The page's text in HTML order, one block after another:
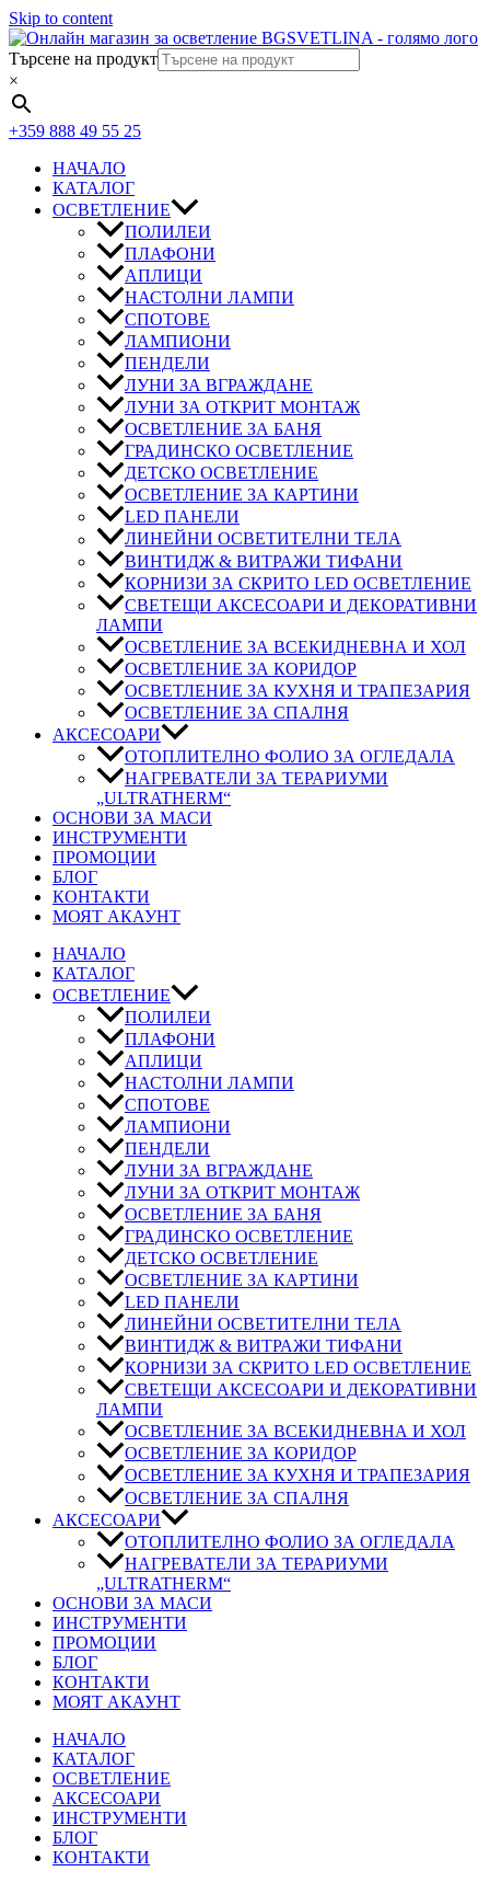
Skip to content
Търсене на продукт
×
+359 888 49 55 25
НАЧАЛО
КАТАЛОГ
ОСВЕТЛЕНИЕ
ПОЛИЛЕИ
ПЛАФОНИ
АПЛИЦИ
НАСТОЛНИ ЛАМПИ
СПОТОВЕ
ЛАМПИОНИ
ПЕНДЕЛИ
ЛУНИ ЗА ВГРАЖДАНЕ
ЛУНИ ЗА ОТКРИТ МОНТАЖ
ОСВЕТЛЕНИЕ ЗА БАНЯ
ГРАДИНСКО ОСВЕТЛЕНИЕ
ДЕТСКО ОСВЕТЛЕНИЕ
ОСВЕТЛЕНИЕ ЗА КАРТИНИ
LED ПАНЕЛИ
ЛИНЕЙНИ ОСВЕТИТЕЛНИ ТЕЛА
ВИНТИДЖ & ВИТРАЖИ ТИФАНИ
КОРНИЗИ ЗА СКРИТО LED ОСВЕТЛЕНИЕ
СВЕТЕЩИ АКСЕСОАРИ И ДЕКОРАТИВНИ
ЛАМПИ
ОСВЕТЛЕНИЕ ЗА ВСЕКИДНЕВНА И ХОЛ
ОСВЕТЛЕНИЕ ЗА КОРИДОР
ОСВЕТЛЕНИЕ ЗА КУХНЯ И ТРАПЕЗАРИЯ
ОСВЕТЛЕНИЕ ЗА СПАЛНЯ
АКСЕСОАРИ
ОТОПЛИТЕЛНО ФОЛИО ЗА ОГЛЕДАЛА
НАГРЕВАТЕЛИ ЗА ТЕРАРИУМИ
„ULTRATHERM“
ОСНОВИ ЗА МАСИ
ИНСТРУМЕНТИ
ПРОМОЦИИ
БЛОГ
КОНТАКТИ
МОЯТ АКАУНТ
НАЧАЛО
КАТАЛОГ
ОСВЕТЛЕНИЕ
ПОЛИЛЕИ
ПЛАФОНИ
АПЛИЦИ
НАСТОЛНИ ЛАМПИ
СПОТОВЕ
ЛАМПИОНИ
ПЕНДЕЛИ
ЛУНИ ЗА ВГРАЖДАНЕ
ЛУНИ ЗА ОТКРИТ МОНТАЖ
ОСВЕТЛЕНИЕ ЗА БАНЯ
ГРАДИНСКО ОСВЕТЛЕНИЕ
ДЕТСКО ОСВЕТЛЕНИЕ
ОСВЕТЛЕНИЕ ЗА КАРТИНИ
LED ПАНЕЛИ
ЛИНЕЙНИ ОСВЕТИТЕЛНИ ТЕЛА
ВИНТИДЖ & ВИТРАЖИ ТИФАНИ
КОРНИЗИ ЗА СКРИТО LED ОСВЕТЛЕНИЕ
СВЕТЕЩИ АКСЕСОАРИ И ДЕКОРАТИВНИ
ЛАМПИ
ОСВЕТЛЕНИЕ ЗА ВСЕКИДНЕВНА И ХОЛ
ОСВЕТЛЕНИЕ ЗА КОРИДОР
ОСВЕТЛЕНИЕ ЗА КУХНЯ И ТРАПЕЗАРИЯ
ОСВЕТЛЕНИЕ ЗА СПАЛНЯ
АКСЕСОАРИ
ОТОПЛИТЕЛНО ФОЛИО ЗА ОГЛЕДАЛА
НАГРЕВАТЕЛИ ЗА ТЕРАРИУМИ
„ULTRATHERM“
ОСНОВИ ЗА МАСИ
ИНСТРУМЕНТИ
ПРОМОЦИИ
БЛОГ
КОНТАКТИ
МОЯТ АКАУНТ
НАЧАЛО
КАТАЛОГ
ОСВЕТЛЕНИЕ
АКСЕСОАРИ
ИНСТРУМЕНТИ
БЛОГ
КОНТАКТИ